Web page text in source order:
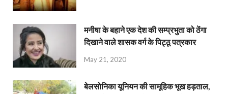
मनीषा के बहाने एक देश की सम्प्रभुता को ठेंगा
दिखाने वाले शासक वर्ग के पिट्ठू पत्रकार
May 21, 2020
बेलसोनिका यूनियन की सामूहिक भूख हड़ताल,